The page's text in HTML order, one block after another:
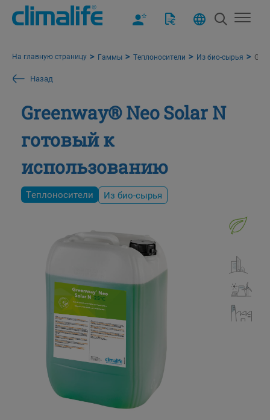
На главную страницу Гаммы Теплоносители Из био-сырья
Назад
Greenway® Neo Solar N
готовый к
использованию
Теплоносители Из био-сырья